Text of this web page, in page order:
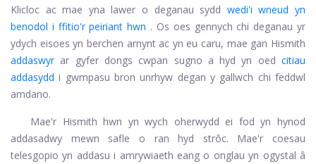
Klicloc ac mae yna lawer o deganau sydd wedi'i wneud yn
benodol i ffitio'r peiriant hwn . Os oes gennych chi deganau yr
ydych eisoes yn berchen arnynt ac yn eu caru, mae gan Hismith
addaswyrar gyfer dongs cwpan sugno a hyd yn oed citiau
addasydd i gwmpasu bron unrhyw degan y gallwch chi feddwl
amdano.
Mae'r Hismith hwn yn wych oherwydd ei fod yn hynod
addasadwy mewn safle o ran hyd strôc. Mae'r coesau
telesgopio yn addasu i amrywiaeth eang o onglau yn ogystal â